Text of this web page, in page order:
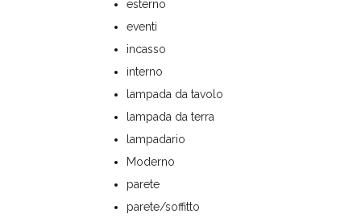
esterno
eventi
incasso
interno
lampada da tavolo
lampada da terra
lampadario
Moderno
parete
parete/soffitto